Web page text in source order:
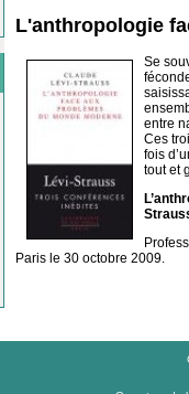
L'anthropologie
Se
entre
Ces
fois
tout et
Paris le 30 octobre 2009.